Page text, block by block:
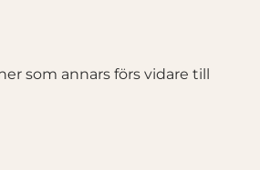
som annars förs vidare till